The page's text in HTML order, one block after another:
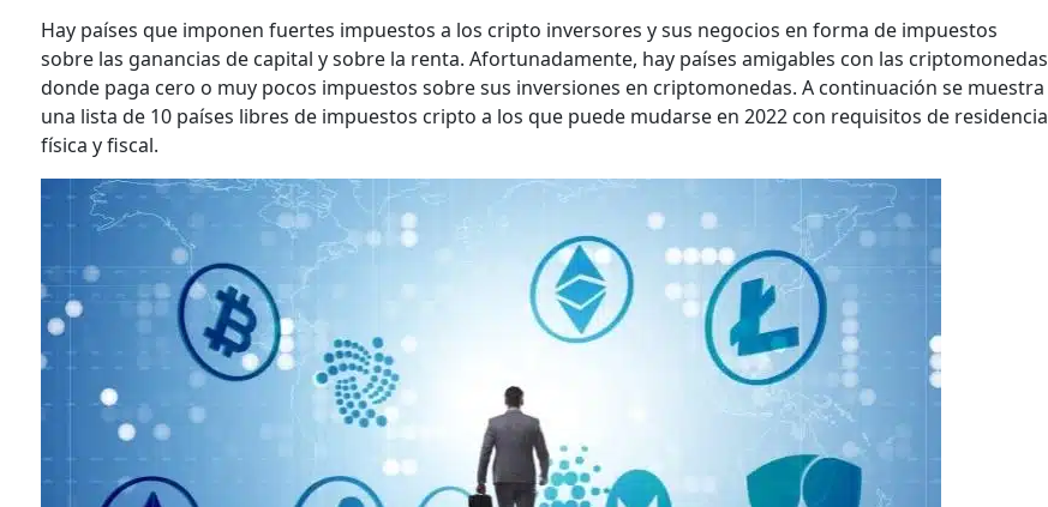
Hay países que imponen fuertes impuestos a los cripto inversores y sus negocios en forma de impuestos
sobre las ganancias de capital y sobre la renta. Afortunadamente, hay países amigables con las criptomonedas
donde paga cero o muy pocos impuestos sobre sus inversiones en criptomonedas. A continuación se muestra
una lista de 10 países libres de impuestos cripto a los que puede mudarse en 2022 con requisitos de residencia
física y fiscal.